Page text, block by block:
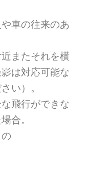
車の往来のあ
またそれを横
は対応可能な
い）。
飛行ができな
合。